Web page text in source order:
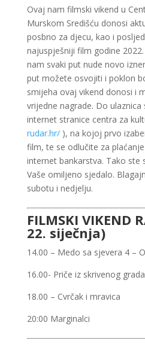
Ovaj nam filmski vikend u
Murskom Središću donosi
posbno za djecu, kao i
najuspješniji film godine
nam svaki put nude novo
put možete osvojiti i poklon
smijeha ovaj vikend donosi i
vrijedne nagrade. Do
internet stranice centra za
rudar.hr/), na kojoj prvo
film, te se odlučite za
internet bankarstva. Tako ste
Vaše omiljeno sjedalo.
subotu i nedjelju.
FILMSKI VIKEND
22. siječnja)
14.00 – Medo sa sjevera 4 –
16.00- Priče iz skrivenog
18.00 – Cvrčak i mravica
20:00 Marginalci